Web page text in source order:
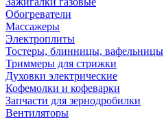
Обогреватели
Массажеры
Электроплиты
Тостеры, блинницы, вафельницы
Триммеры для стрижки
Духовки электрические
Кофемолки и кофеварки
Запчасти для зернодробилки
Вентиляторы